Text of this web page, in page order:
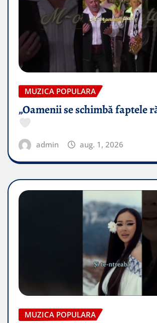
MUZICA POPULARA
„Oamenii se schimbă faptele
admin aug. 1, 2026
MUZICA POPULARA